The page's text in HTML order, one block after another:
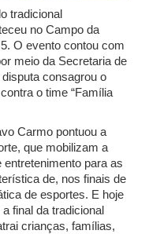
tradicional
no Campo da
O evento contou com
meio da Secretaria de
consagrou o
o time “Família
Carmo pontuou a
que mobilizam a
para as
de, nos finais de
de esportes. E hoje
final da tradicional
crianças, famílias,